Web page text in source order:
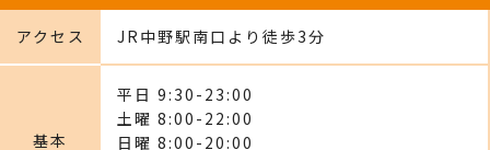
アクセス JR中野駅南口より徒歩3分
基本
平日 9:30 -23:00
土曜 8:00 -22:00
日曜 8:00 -20:00